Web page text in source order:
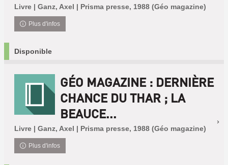
Livre | Ganz, Axel | Prisma presse, 1988 (Géo magazine)
Plus d'infos
Disponible
GÉO MAGAZINE : DERNIÈRE
CHANCE DU THAR ; LA
BEAUCE...
Livre | Ganz, Axel | Prisma presse, 1988 (Géo magazine)
Plus d'infos